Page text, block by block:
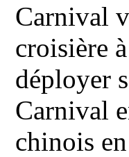
Carnival
croisière
déployer
Carnival
chinois